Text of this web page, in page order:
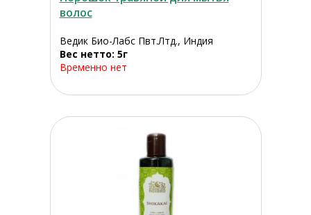
волос
Ведик Био-Лабс Пвт.Лтд., Индия
Вес нетто: 5г
Временно нет